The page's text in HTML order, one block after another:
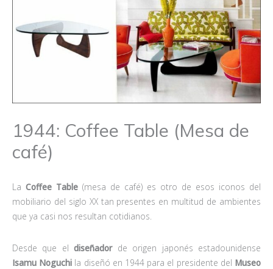
1944: Coffee Table (Mesa de
café)
La Coffee Table (mesa de café) es otro de esos iconos del
mobiliario del siglo XX tan presentes en multitud de ambientes
que ya casi nos resultan cotidianos.
Desde que el diseñadorde origen japonés estadounidense
Isamu Noguchi la diseñó en 1944 para el presidente del Museo